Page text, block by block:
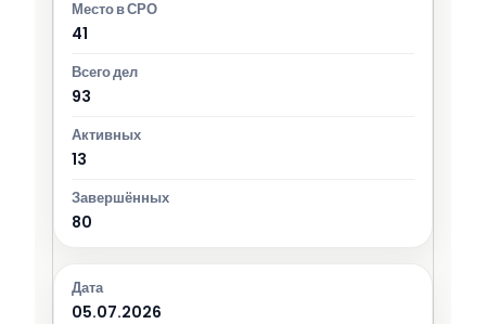
41
93
13
80
05.07.2026